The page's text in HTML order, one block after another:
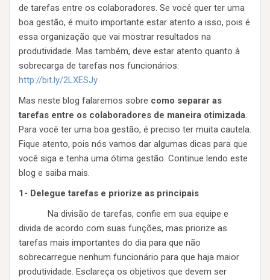
de tarefas entre os colaboradores. Se você quer ter uma
boa gestão, é muito importante estar atento a isso, pois é
essa organização que vai mostrar resultados na
produtividade. Mas também, deve estar atento quanto à
sobrecarga de tarefas nos funcionários:
http://bit.ly/2LXESJy
Mas neste blog falaremos sobre como separar as
tarefas entre os colaboradores de maneira otimizada.
Para você ter uma boa gestão, é preciso ter muita cautela.
Fique atento, pois nós vamos dar algumas dicas para que
você siga e tenha uma ótima gestão. Continue lendo este
blog e saiba mais.
1- Delegue tarefas e priorize as principais
Na divisão de tarefas, confie em sua equipe e
divida de acordo com suas funções, mas priorize as
tarefas mais importantes do dia para que não
sobrecarregue nenhum funcionário para que haja maior
produtividade. Esclareça os objetivos que devem ser